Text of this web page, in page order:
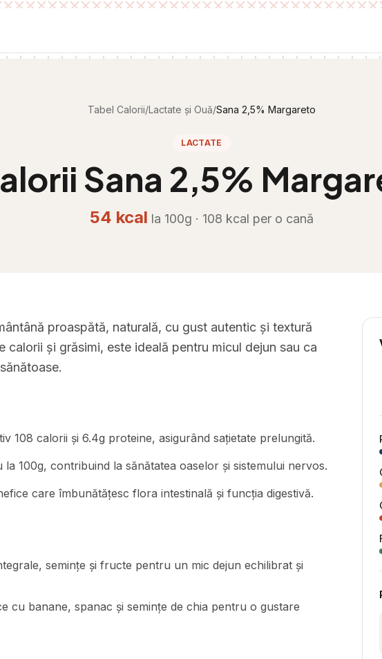
Tabel Calorii/Lactate și Ouă/Sana 2,5% Margareto
LACTATE
Sana 2,5%
54 kcal la 100g · 108 kcal per o cană
proaspătă, naturală, cu gust autentic și textură
calorii și grăsimi, este ideală pentru micul dejun sau ca
108 calorii și 6.4g proteine, asigurând sațietate prelungită.
la 100g, contribuind la sănătatea oaselor și sistemului nervos.
care îmbunătățesc flora intestinală și funcția digestivă.
semințe și fructe pentru un mic dejun echilibrat și
cu banane, spanac și semințe de chia pentru o gustare